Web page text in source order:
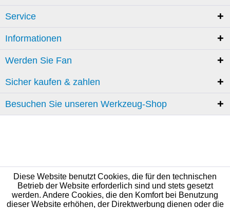
Service
Informationen
Werden Sie Fan
Sicher kaufen & zahlen
Besuchen Sie unseren Werkzeug-Shop
Diese Website benutzt Cookies, die für den technischen
Betrieb der Website erforderlich sind und stets gesetzt
werden. Andere Cookies, die den Komfort bei Benutzung
dieser Website erhöhen, der Direktwerbung dienen oder die